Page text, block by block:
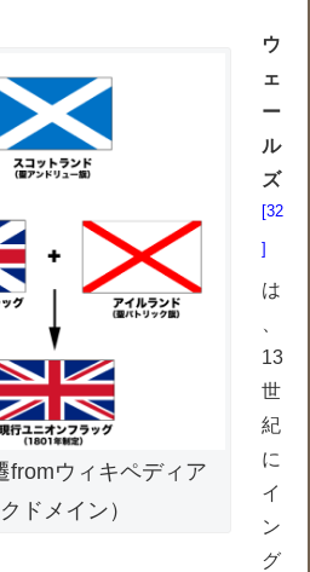
fromウィキペディア
ドメイン）
ウ
ェ
ー
ル
ズ
32
は
13
世
紀
に
イ
ン
グ